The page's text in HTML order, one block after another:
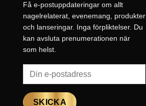
Få e-postuppdateringar om allt
nagelrelaterat, evenemang, produkter
och lanseringar. Inga förpliktelser. Du
kan avsluta prenumerationen när
som helst.